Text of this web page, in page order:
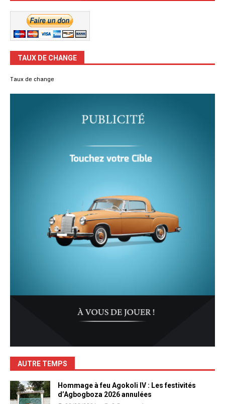
TAUX DE CHANGE
Taux de change
AUTRE TEMPS
Hommage à feu Agokoli IV : Les festivités
d’Agbogboza 2026 annulées